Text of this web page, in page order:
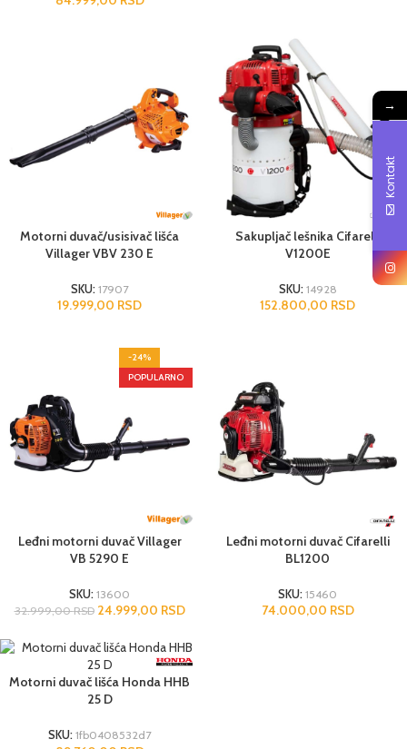
Motorni duvač/usisivač lišća
Villager VBV 230 E
SKU: 17907
19.999,00 RSD
Sakupljač lešnika Cifarelli
V1200E
SKU: 14928
152.800,00 RSD
-24%
POPULARNO
Leđni motorni duvač Villager
VB 5290 E
SKU: 13600
32.999,00RSD 24.999,00 RSD
Leđni motorni duvač Cifarelli
BL1200
SKU: 15460
74.000,00 RSD
Motorni duvač lišća Honda HHB
25 D
SKU: 1fb0408532d7
→
Kontakt